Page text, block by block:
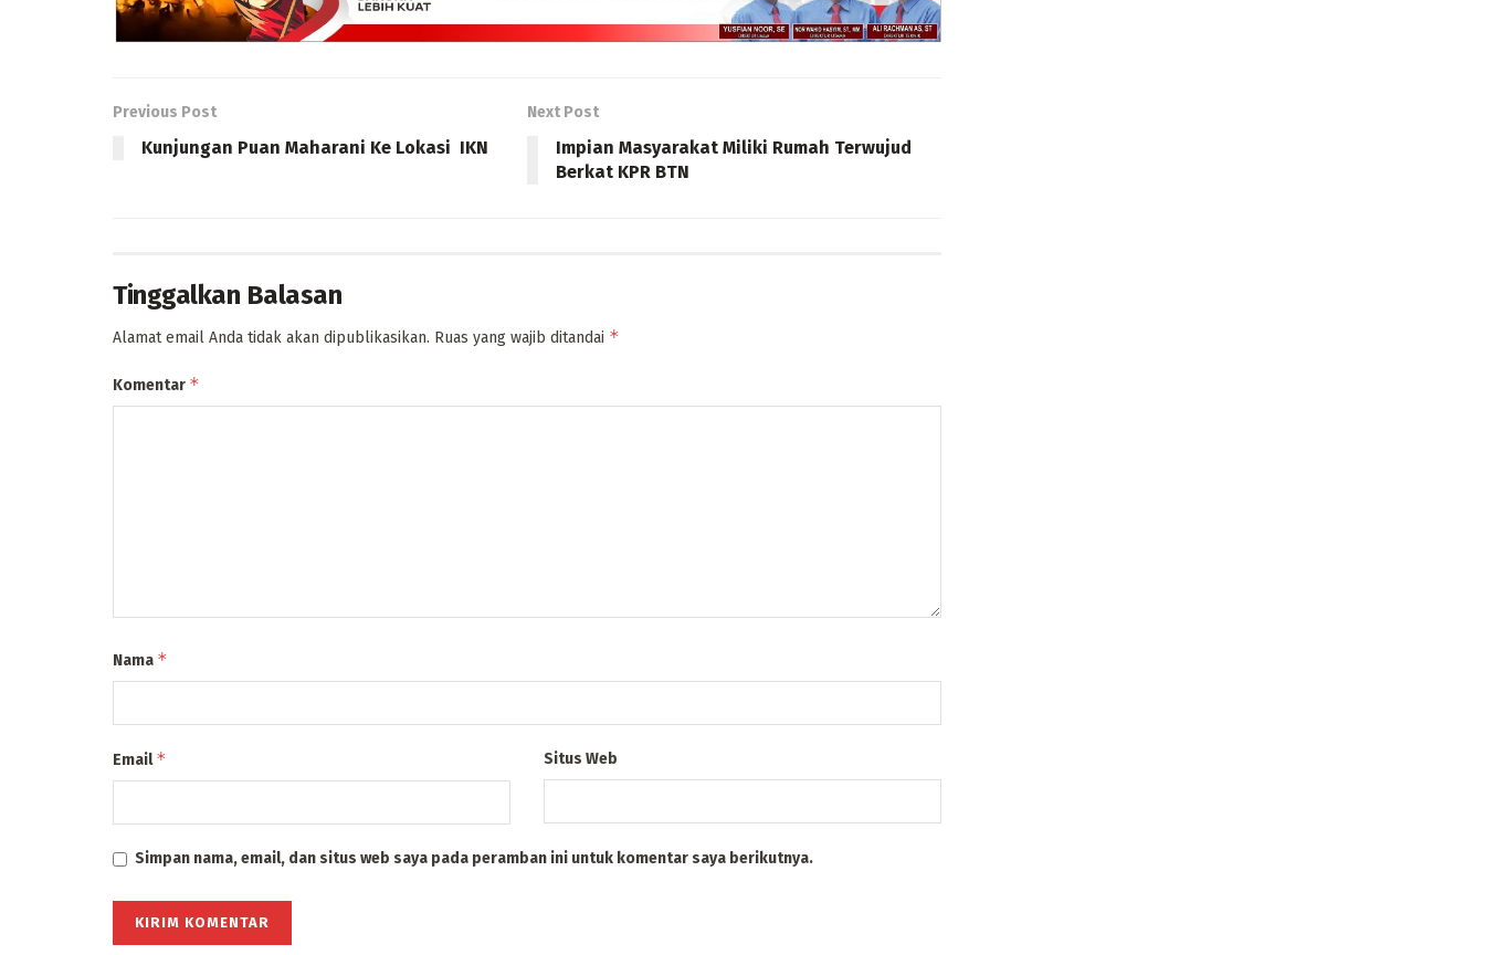
Previous Post
Kunjungan Puan Maharani Ke Lokasi IKN
Next Post
Impian Masyarakat Miliki Rumah Terwujud
Berkat KPR BTN
Tinggalkan Balasan
Alamat email Anda tidak akan dipublikasikan. Ruas yang wajib ditandai *
Komentar *
Nama *
Email* Situs Web
Simpan nama, email, dan situs web saya pada peramban ini untuk komentar saya berikutnya.